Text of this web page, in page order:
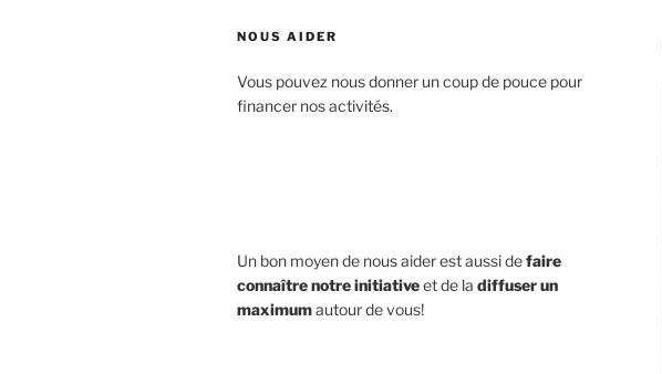
NOUS AIDER
Vous pouvez nous donner un coup de pouce pour
financer nos activités.
Un bon moyen de nous aider est aussi defaire
connaître notre initiativeet de la diffuser un
maximumautour de vous!